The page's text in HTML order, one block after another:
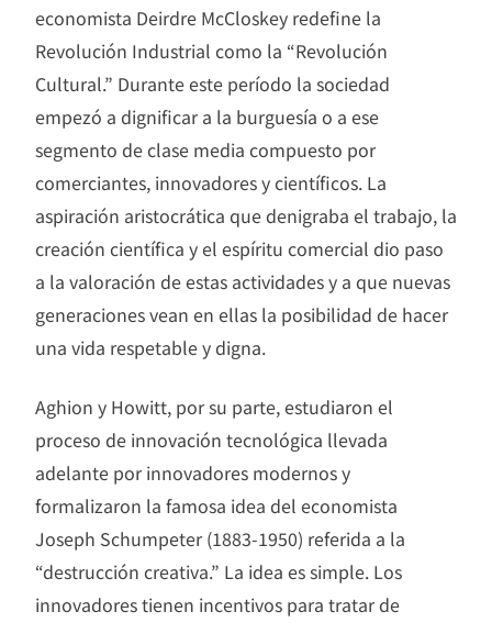
economista Deirdre McCloskey redefine la
Revolución Industrial como la “Revolución
Cultural.” Durante este período la sociedad
empezó a dignificar a la burguesía o a ese
segmento de clase media compuesto por
comerciantes, innovadores y científicos. La
aspiración aristocrática que denigraba el trabajo, la
creación científica y el espíritu comercial dio paso
a la valoración de estas actividades y a que nuevas
generaciones vean en ellas la posibilidad de hacer
una vida respetable y digna.
Aghion y Howitt, por su parte, estudiaron el
proceso de innovación tecnológica llevada
adelante por innovadores modernos y
formalizaron la famosa idea del economista
Joseph Schumpeter (1883-1950) referida a la
“destrucción creativa.” La idea es simple. Los
innovadores tienen incentivos para tratar de